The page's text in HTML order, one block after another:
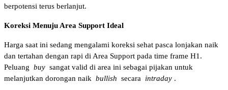
berpotensi terus berlanjut.
Koreksi Menuju Area Support Ideal
Harga saat ini sedang mengalami koreksi sehat pasca lonjakan naik
dan tertahan dengan rapi di Area Support pada time frame H1.
Peluang buy sangat valid di area ini sebagai pijakan untuk
melanjutkan dorongan naik bullish secara intraday .